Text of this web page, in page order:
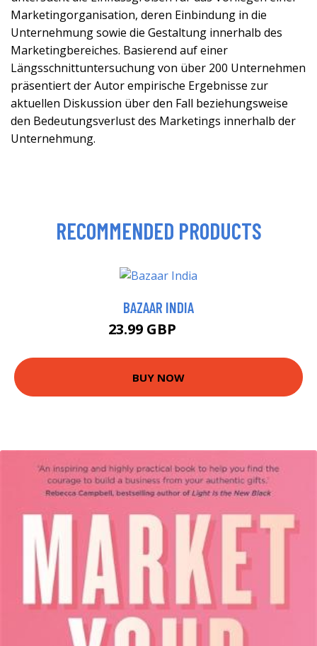
Marketingorganisation, deren Einbindung in die
Unternehmung sowie die Gestaltung innerhalb des
Marketingbereiches. Basierend auf einer
Längsschnittuntersuchung von über 200 Unternehmen
präsentiert der Autor empirische Ergebnisse zur
aktuellen Diskussion über den Fall beziehungsweise
den Bedeutungsverlust des Marketings innerhalb der
Unternehmung.
RECOMMENDED PRODUCTS
BAZAAR INDIA
23.99 GBP
BUY NOW